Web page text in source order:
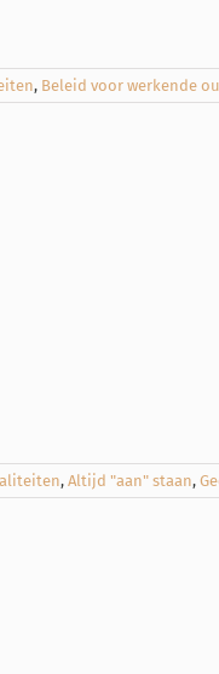
, Beleid voor werkende
, Altijd "aan" staan,